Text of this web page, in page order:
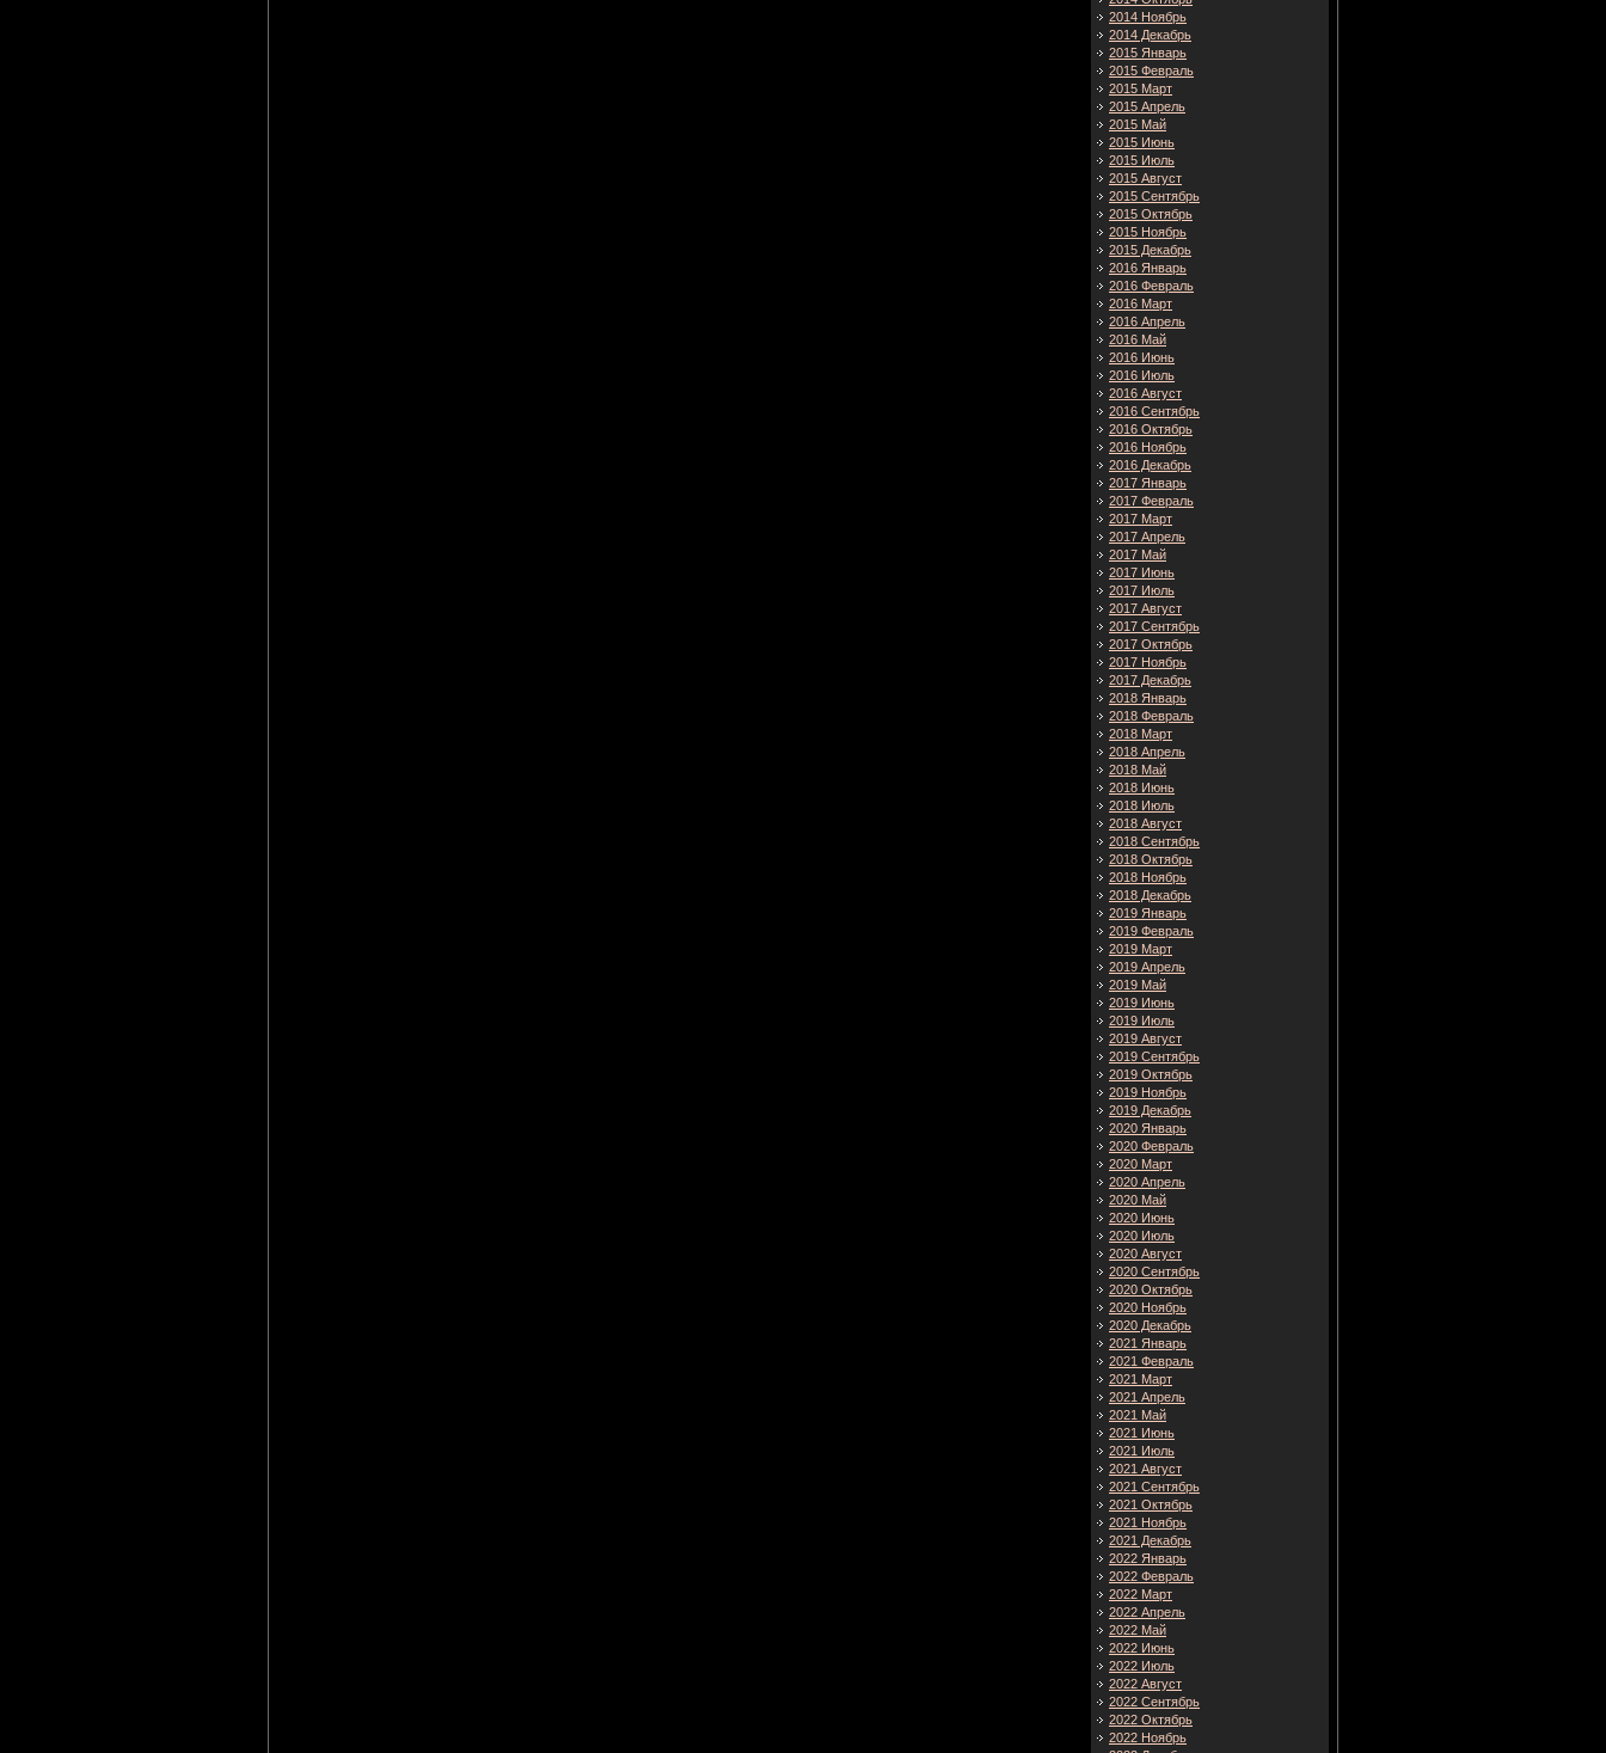
2014 Ноябрь
2014 Декабрь
2015 Январь
2015 Февраль
2015 Март
2015 Апрель
2015 Май
2015 Июнь
2015 Июль
2015 Август
2015 Сентябрь
2015 Октябрь
2015 Ноябрь
2015 Декабрь
2016 Январь
2016 Февраль
2016 Март
2016 Апрель
2016 Май
2016 Июнь
2016 Июль
2016 Август
2016 Сентябрь
2016 Октябрь
2016 Ноябрь
2016 Декабрь
2017 Январь
2017 Февраль
2017 Март
2017 Апрель
2017 Май
2017 Июнь
2017 Июль
2017 Август
2017 Сентябрь
2017 Октябрь
2017 Ноябрь
2017 Декабрь
2018 Январь
2018 Февраль
2018 Март
2018 Апрель
2018 Май
2018 Июнь
2018 Июль
2018 Август
2018 Сентябрь
2018 Октябрь
2018 Ноябрь
2018 Декабрь
2019 Январь
2019 Февраль
2019 Март
2019 Апрель
2019 Май
2019 Июнь
2019 Июль
2019 Август
2019 Сентябрь
2019 Октябрь
2019 Ноябрь
2019 Декабрь
2020 Январь
2020 Февраль
2020 Март
2020 Апрель
2020 Май
2020 Июнь
2020 Июль
2020 Август
2020 Сентябрь
2020 Октябрь
2020 Ноябрь
2020 Декабрь
2021 Январь
2021 Февраль
2021 Март
2021 Апрель
2021 Май
2021 Июнь
2021 Июль
2021 Август
2021 Сентябрь
2021 Октябрь
2021 Ноябрь
2021 Декабрь
2022 Январь
2022 Февраль
2022 Март
2022 Апрель
2022 Май
2022 Июнь
2022 Июль
2022 Август
2022 Сентябрь
2022 Октябрь
2022 Ноябрь